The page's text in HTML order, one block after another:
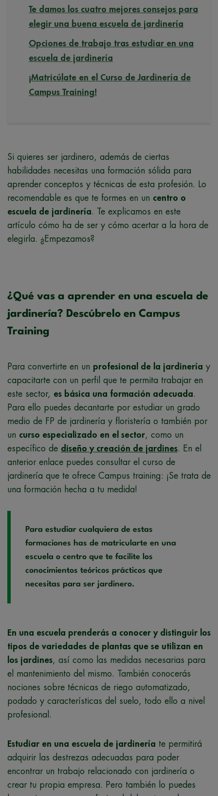
Te damos los cuatro mejores consejos para
elegir una buena escuela de jardinería
Opciones de trabajo tras estudiar en una
escuela de jardinería
¡Matricúlate en el Curso de Jardinería de
Campus Training!
Si quieres ser jardinero, además de ciertas
habilidades necesitas una formación sólida para
aprender conceptos y técnicas de esta profesión. Lo
recomendable es que te formes en un centro o
escuela de jardinería. Te explicamos en este
artículo cómo ha de ser y cómo acertar a la hora de
elegirla. ¿Empezamos?
¿Qué vas a aprender en una escuela de
jardinería? Descúbrelo en Campus
Training
Para convertirte en un profesional de la jardinería y
capacitarte con un perfil que te permita trabajar en
este sector, es básica una formación adecuada.
Para ello puedes decantarte por estudiar un grado
medio de FP de jardinería y floristería o también por
un curso especializado en el sector, como un
específico de diseño y creación de jardines. En el
anterior enlace puedes consultar el curso de
jardinería que te ofrece Campus training: ¡Se trata de
una formación hecha a tu medida!
Para estudiar cualquiera de estas
formaciones has de matricularte en una
escuela o centro que te facilite los
conocimientos teóricos prácticos que
necesitas para ser jardinero.
En una escuela prenderás a conocer y distinguir los
tipos de variedades de plantas que se utilizan en
los jardines, así como las medidas necesarias para
el mantenimiento del mismo. También conocerás
nociones sobre técnicas de riego automatizado,
podado y características del suelo, todo ello a nivel
profesional.
Estudiar en una escuela de jardinería te permitirá
adquirir las destrezas adecuadas para poder
encontrar un trabajo relacionado con jardinería o
crear tu propia empresa. Pero también lo puedes